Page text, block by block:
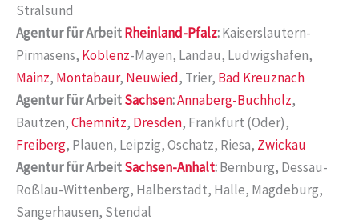
Stralsund
Agentur für ArbeitRheinland-Pfalz:Kaiserslautern-
Pirmasens, Koblenz-Mayen, Landau, Ludwigshafen,
Mainz, Montabaur, Neuwied, Trier, Bad Kreuznach
Agentur für ArbeitSachsen:Annaberg-Buchholz,
Bautzen,Chemnitz, Dresden, Frankfurt (Oder),
Freiberg, Plauen, Leipzig, Oschatz, Riesa, Zwickau
Agentur für ArbeitSachsen-Anhalt:Bernburg, Dessau-
Roßlau-Wittenberg, Halberstadt, Halle, Magdeburg,
Sangerhausen, Stendal